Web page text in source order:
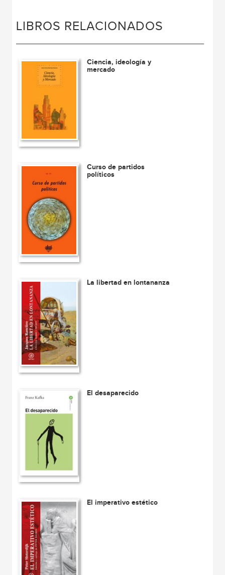
LIBROS RELACIONADOS
Ciencia, ideología y
mercado
Curso de partidos
políticos
La libertad en lontananza
El desaparecido
El imperativo estético